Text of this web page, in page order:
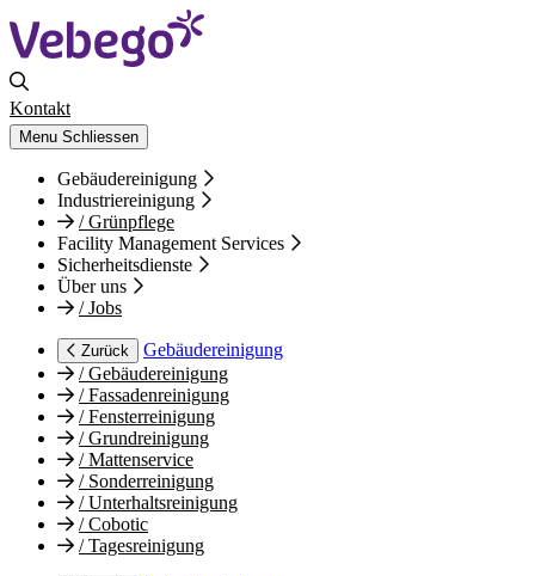
Kontakt
Menu Schliessen
Gebäudereinigung
Industriereinigung
/Grünpflege
Facility Management Services
Sicherheitsdienste
Über uns
/Jobs
Zurück
Gebäudereinigung
/Gebäudereinigung
/Fassadenreinigung
/Fensterreinigung
/Grundreinigung
/Mattenservice
/Sonderreinigung
/Unterhaltsreinigung
/Cobotic
/Tagesreinigung